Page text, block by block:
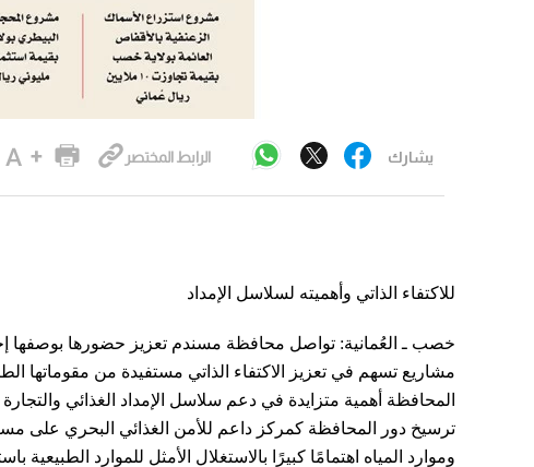
يشارك الرابط المختصر
للاكتفاء الذاتي وأهميته لسلاسل الإمداد
خصب ـ العُمانية: تواصل محافظة مسندم تعزيز حضورها بوصفها
مشاريع تسهم في تعزيز الاكتفاء الذاتي مستفيدة من مقوماتها
المحافظة أهمية متزايدة في دعم سلاسل الإمداد الغذائي
ترسيخ دور المحافظة كمركز داعم للأمن الغذائي البحري على
وموارد المياه اهتمامًا كبيرًا بالاستغلال الأمثل للموارد الطبيعية